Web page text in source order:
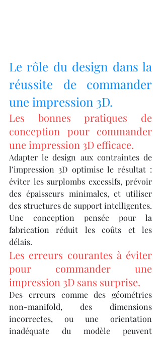
Le rôle du design dans la
réussite de commander
une impression 3D.
Les bonnes pratiques de
conception pour commander
une impression 3D efficace.
Adapter le design aux contraintes de
l’impression 3D optimise le résultat :
éviter les surplombs excessifs, prévoir
des épaisseurs minimales, et utiliser
des structures de support intelligentes.
Une conception pensée pour la
fabrication réduit les coûts et les
délais.
Les erreurs courantes à éviter
pour commander une
impression 3D sans surprise.
Des erreurs comme des géométries
non-manifold, des dimensions
incorrectes, ou une orientation
inadéquate du modèle peuvent